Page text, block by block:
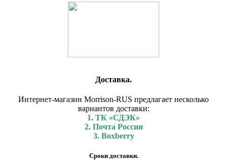
Доставка.
Интернет-магазин Morrison-RUS предлагает несколько
вариантов доставки:
1. ТК «СДЭК»
2. Почта России
3. Boxberry
Сроки доставки.